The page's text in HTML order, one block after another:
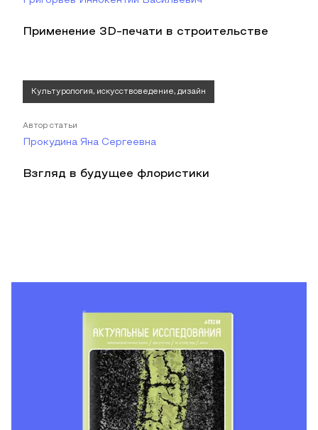
Применение 3D-печати в строительстве
Культурология, искусствоведение, дизайн
Автор статьи
Прокудина Яна Сергеевна
Взгляд в будущее флористики